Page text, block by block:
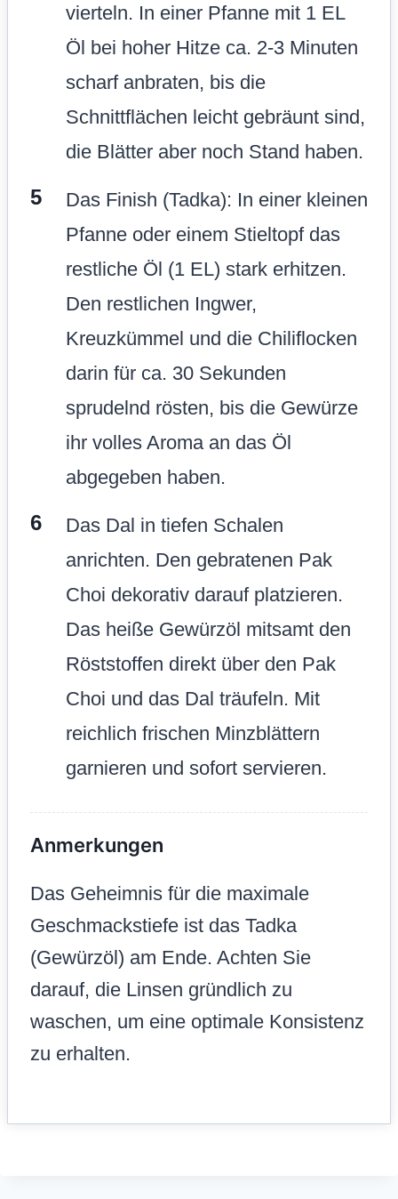
vierteln. In einer Pfanne mit 1 EL
Öl bei hoher Hitze ca. 2-3 Minuten
scharf anbraten, bis die
Schnittflächen leicht gebräunt sind,
die Blätter aber noch Stand haben.
Das Finish (Tadka): In einer kleinen
Pfanne oder einem Stieltopf das
restliche Öl (1 EL) stark erhitzen.
Den restlichen Ingwer,
Kreuzkümmel und die Chiliflocken
darin für ca. 30 Sekunden
sprudelnd rösten, bis die Gewürze
ihr volles Aroma an das Öl
abgegeben haben.
Das Dal in tiefen Schalen
anrichten. Den gebratenen Pak
Choi dekorativ darauf platzieren.
Das heiße Gewürzöl mitsamt den
Röststoffen direkt über den Pak
Choi und das Dal träufeln. Mit
reichlich frischen Minzblättern
garnieren und sofort servieren.
Anmerkungen
Das Geheimnis für die maximale
Geschmackstiefe ist das Tadka
(Gewürzöl) am Ende. Achten Sie
darauf, die Linsen gründlich zu
waschen, um eine optimale Konsistenz
zu erhalten.